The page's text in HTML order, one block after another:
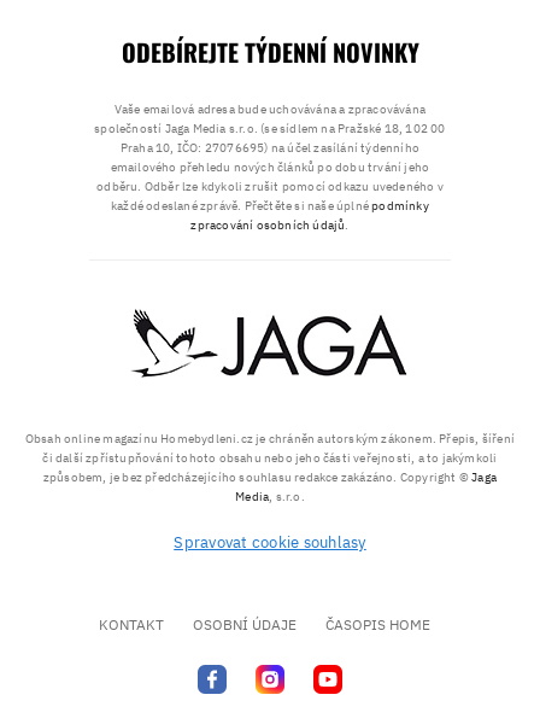
Obsah online magazínu Homebydleni.cz je chráněn autorským zákonem. Přepis, šíření
či další zpřístupňování tohoto obsahu nebo jeho části veřejnosti, a to jakýmkoli
způsobem, je bez předcházejícího souhlasu redakce zakázáno. Copyright ©Jaga
Media, s.r.o.
Spravovat cookie souhlasy
ODEBÍREJTE TÝDENNÍ NOVINKY
Vaše emailová adresa bude uchovávána a zpracovávána
společností Jaga Media s.r.o. (se sídlem na Pražské 18, 102 00
Praha 10, IČO: 27076695) na účel zasílání týdenního
emailového přehledu nových článků po dobu trvání jeho
odběru. Odběr lze kdykoli zrušit pomocí odkazu uvedeného v
každé odeslané zprávě. Přečtěte si naše úplnépodmínky
zpracování osobních údajů.
KONTAKT OSOBNÍ ÚDAJE ČASOPIS HOME